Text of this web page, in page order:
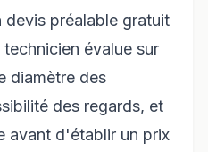
devis préalable gratuit
évalue sur
diamètre des
des regards, et
avant d'établir un prix